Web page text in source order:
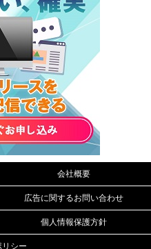
会社概要
広告に関するお問い合わせ
個人情報保護方針
シー